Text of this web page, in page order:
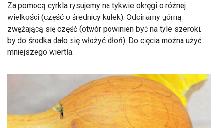
Za pomocą cyrkla rysujemy na tykwie okręgi o różnej
wielkości (część o średnicy kulek). Odcinamy górną,
zwężającą się część (otwór powinien być na tyle szeroki,
by do środka dało się włożyć dłoń). Do cięcia można użyć
mniejszego wiertła.